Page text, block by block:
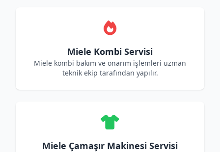
Miele Kombi Servisi
Miele kombi bakım ve onarım işlemleri uzman
teknik ekip tarafından yapılır.
Miele Çamaşır Makinesi Servisi